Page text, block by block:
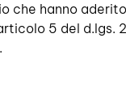
che hanno
5 del